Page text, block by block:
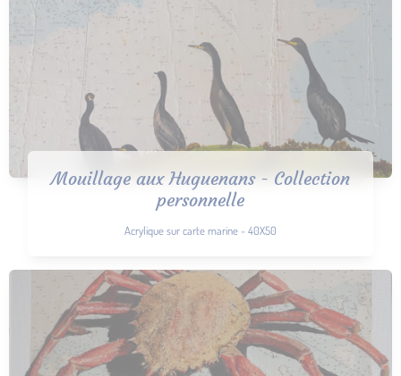
Mouillage aux Huguenans - Collection
personnelle
Acrylique sur carte marine - 40X50